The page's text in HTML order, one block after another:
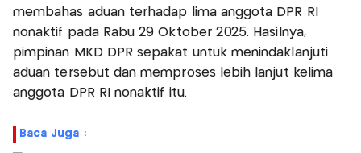
membahas aduan terhadap lima anggota DPR RI
nonaktif pada Rabu 29 Oktober 2025. Hasilnya,
pimpinan MKD DPR sepakat untuk menindaklanjuti
aduan tersebut dan memproses lebih lanjut kelima
anggota DPR RI nonaktif itu.
Baca Juga :